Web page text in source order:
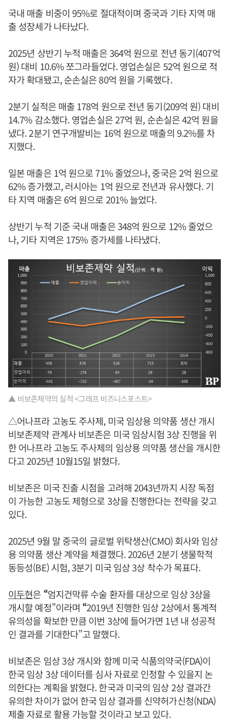
국내 매출 비중이 95%로 절대적이며 중국과 기타 지역 매
출 성장세가 나타났다.
2025년 상반기 누적 매출은 364억 원으로 전년 동기(407억
원) 대비 10.6% 쪼그라들었다. 영업손실은 52억 원으로 적
자가 확대됐고, 순손실은 80억 원을 기록했다.
2분기 실적은 매출 178억 원으로 전년 동기(209억 원) 대비
14.7% 감소했다. 영업손실은 27억 원, 순손실은 42억 원을
냈다. 2분기 연구개발비는 16억 원으로 매출의 9.2%를 차
지했다.
일본 매출은 1억 원으로 71% 줄었으나, 중국은 2억 원으로
62% 증가했고, 러시아는 1억 원으로 전년과 유사했다. 기
타 지역 매출은 6억 원으로 201% 늘었다.
상반기 누적 기준 국내 매출은 348억 원으로 12% 줄었으
나, 기타 지역은 175% 증가세를 나타냈다.
▲ 비보존제약의 실적 <그래프 비즈니스포스트>
△어나프라 고농도 주사제, 미국 임상용 의약품 생산 개시
비보존제약 관계사 비보존은 미국 임상시험 3상 진행을 위
한 어나프라 고농도 주사제의 임상용 의약품 생산을 개시한
다고 2025년 10월15일 밝혔다.
비보존은 미국 진출 시점을 고려해 2043년까지 시장 독점
이 가능한 고농도 제형으로 3상을 진행한다는 전략을 갖고
있다.
2025년 9월 말 중국의 글로벌 위탁생산(CMO) 회사와 임상
용 의약품 생산 계약을 체결했다. 2026년 2분기 생물학적
동등성(BE) 시험, 3분기 미국 임상 3상 착수가 목표다.
이두현은 “엄지건막류 수술 환자를 대상으로 임상 3상을
개시할 예정”이라며 “2019년 진행한 임상 2상에서 통계적
유의성을 확보한 만큼 이번 3상에 들어가면 1년 내 성공적
인 결과를 기대한다”고 말했다.
비보존은 임상 3상 개시와 함께 미국 식품의약국(FDA)이
한국 임상 3상 데이터를 심사 자료로 인정할 수 있을지 논
의한다는 계획을 밝혔다. 한국과 미국의 임상 2상 결과간
유의한 차이가 없어 한국 임상 결과를 신약허가신청(NDA)
제출 자료로 활용 가능할 것이라고 보고 있다.